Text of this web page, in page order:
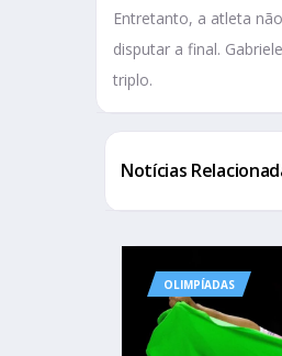
Entretanto, a atleta
disputar a final.
triplo.
Notícias
OLIMPÍADAS